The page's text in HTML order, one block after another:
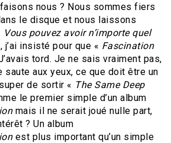
nous ? Nous sommes fiers
le disque et nous laissons
Vous pouvez avoir n’importe quel
j’ai insisté pour que « Fascination
tord. Je ne sais vraiment pas,
saute aux yeux, ce que doit être un
de sortir « The Same Deep
le premier simple d’un album
mais il ne serait joué nulle part,
? Un album
est plus important qu’un simple